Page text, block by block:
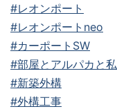
#レオンポート
#レオンポートneo
#カーポートSW
#部屋とアルパカと私
#新築外構
#外構工事